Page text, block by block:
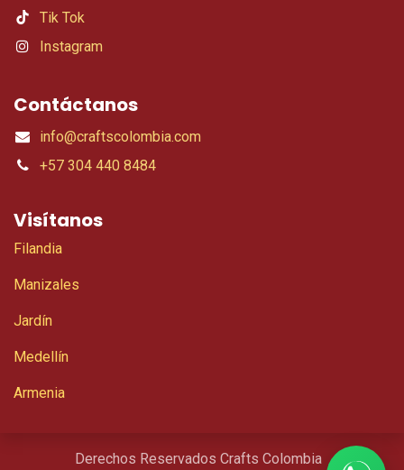
Tik Tok
Instagram
Contáctanos
info@craftscolombia.com
+57 304 440 8484
Visítanos
Filandia
Manizales
Jardín
Medellín
Armenia
Derechos Reservados Crafts Colombia